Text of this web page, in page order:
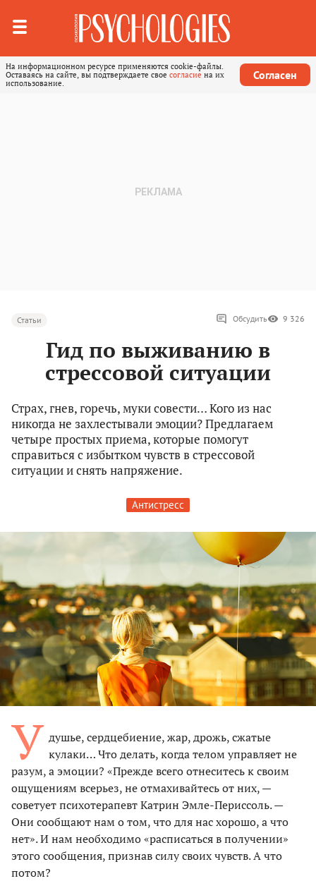
На информационном ресурсе применяются cookie-файлы.
Оставаясь на сайте, вы подтверждаете свое согласие на их
использование.
Согласен
Статьи Обсудить 9 326
Гид по выживанию в
стрессовой ситуации
Страх, гнев, горечь, муки совести… Кого из нас
никогда не захлестывали эмоции? Предлагаем
четыре простых приема, которые помогут
справиться с избытком чувств в стрессовой
ситуации и снять напряжение.
Антистресс
У душье, сердцебиение, жар, дрожь, сжатые
кулаки… Что делать, когда телом управляет не
разум, а эмоции? «Прежде всего отнеситесь к своим
ощущениям всерьез, не отмахивайтесь от них, —
советует психотерапевт Катрин Эмле-Периссоль. —
Они сообщают нам о том, что для нас хорошо, а что
нет». И нам необходимо «расписаться в получении»
этого сообщения, признав силу своих чувств. А что
потом?